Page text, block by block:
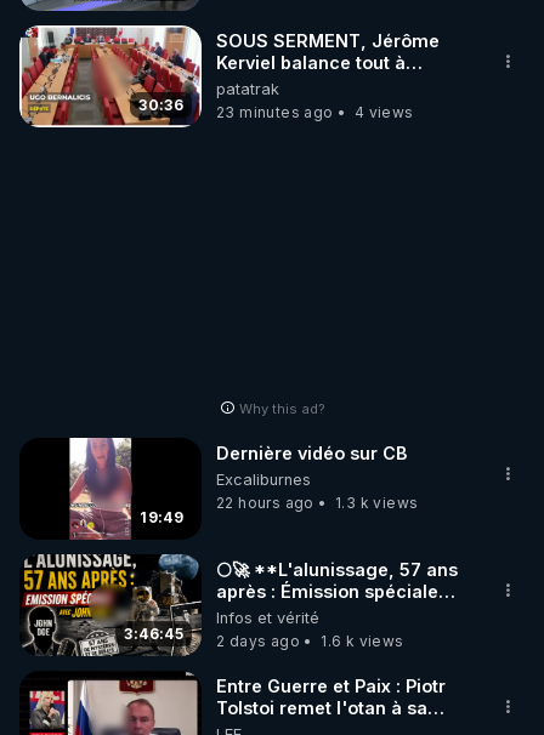
30:36
SOUS SERMENT, Jérôme
Kerviel balance tout à
l'Assemblée !.0.00-
patatrak
23 minutes ago
4 views
Why this ad?
19:49
Dernière vidéo sur CB
Excaliburnes
22 hours ago
1.3 k views
3:46:45
🌕🚀 **L'alunissage, 57 ans
après : Émission spéciale
avec John Doe !** 👨 🚀✨
Infos et vérité
2 days ago
1.6 k views
Entre Guerre et Paix : Piotr
Tolstoi remet l'otan à sa
place - Interview exclusif